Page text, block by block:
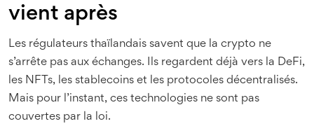
vient après
Les régulateurs thaïlandais savent que la crypto ne
s’arrête pas aux échanges. Ils regardent déjà vers la DeFi,
les NFTs, les stablecoins et les protocoles décentralisés.
Mais pour l’instant, ces technologies ne sont pas
couvertes par la loi.